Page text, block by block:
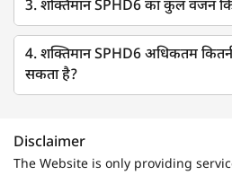
3. शक्तिमान SPHD6 का कुल वजन
4. शक्तिमान SPHD6 अधिकतम
सकता है?
Disclaimer
The Website is only providing